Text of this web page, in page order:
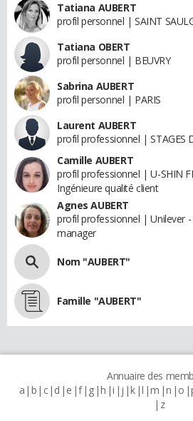
Tatiana AUBERT
profil personnel | SAINT
Tatiana OBERT
profil personnel | BEUVRY
Sabrina AUBERT
profil personnel | PARIS
Laurent AUBERT
profil professionnel | STAGES
Camille AUBERT
profil professionnel | U-SHIN
Ingénieure qualité client
Agnes AUBERT
profil professionnel | Unilever
manager
Nom "AUBERT"
Famille "AUBERT"
Annuaire des
a b c d e f g h i j k l m n o
z